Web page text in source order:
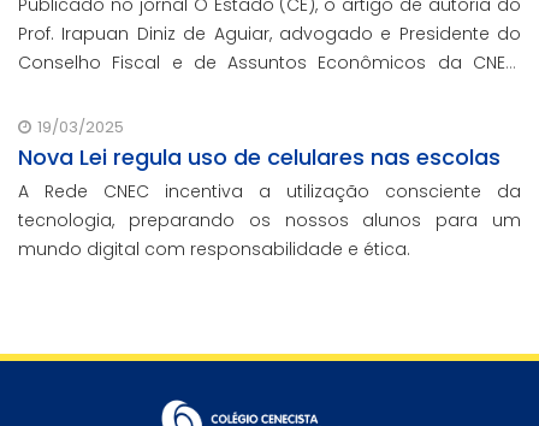
Publicado no jornal O Estado (CE), o artigo de autoria do
Prof. Irapuan Diniz de Aguiar, advogado e Presidente do
Conselho Fiscal e de Assuntos Econômicos da CNEC,
brasileira.
19/03/2025
Nova Lei regula uso de celulares nas escolas
A Rede CNEC incentiva a utilização consciente da
tecnologia, preparando os nossos alunos para um
mundo digital com responsabilidade e ética.